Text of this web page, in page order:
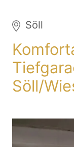
Söll
Söll/